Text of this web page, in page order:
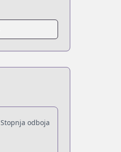
Stopnja odboja